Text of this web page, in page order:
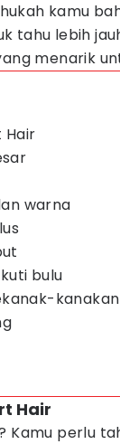
kamu
tahu lebih
menarik
Hair
warna
bulu
kanakan
Hair
Kamu perlu